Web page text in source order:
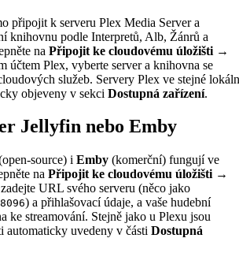
připojit k serveru Plex Media Server a
knihovnu podle Interpretů, Alb, Žánrů a
na Připojit ke cloudovému úložišti →
účtem Plex, vyberte server a knihovna se
služeb. Servery Plex ve stejné
objeveny v sekci Dostupná zařízení.
Jellyfin nebo Emby
source) i Emby (komerční) fungují ve
na Připojit ke cloudovému úložišti →
URL svého serveru (něco jako
) a přihlašovací údaje, a vaše hudební
ke streamování. Stejně jako u Plexu jsou
uvedeny v části Dostupná